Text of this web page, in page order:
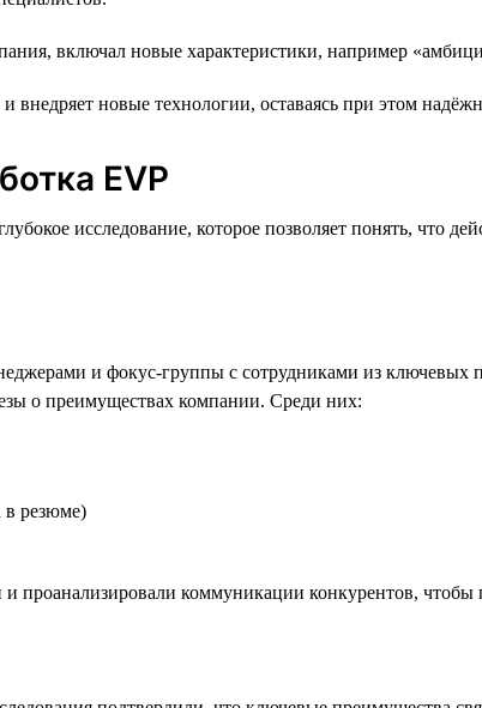
включал новые характеристики, например
внедряет новые технологии, оставаясь при этом
EVP
исследование, которое позволяет понять, что
и фокус-группы с сотрудниками из ключевых
о преимуществах компании. Среди них:
в резюме)
проанализировали коммуникации конкурентов,